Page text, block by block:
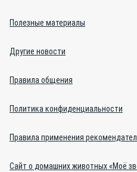
Полезные материалы
Другие новости
Правила общения
Политика конфиденциальности
Правила применения
Сайт о домашних животных «Моё